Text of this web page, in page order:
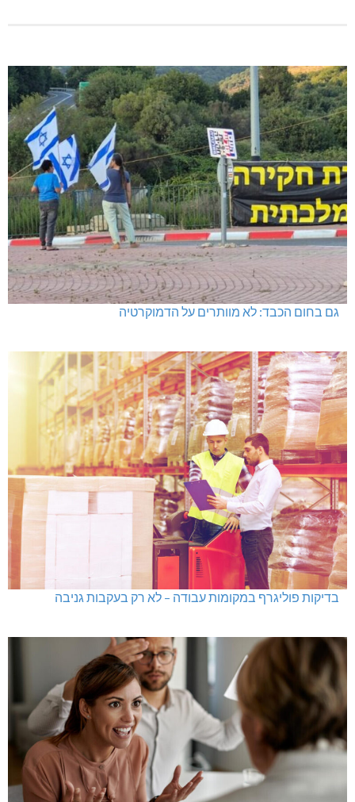
גם בחום הכבד: לא מוותרים על הדמוקרטיה
בדיקות פוליגרף במקומות עבודה – לא רק בעקבות גניבה